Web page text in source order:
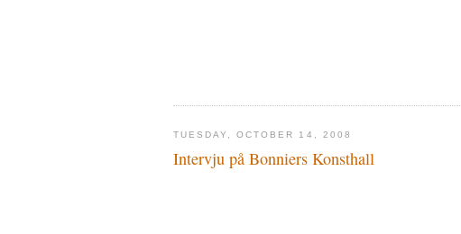
TUESDAY, OCTOBER 14, 2008
Intervju på Bonniers Konsthall